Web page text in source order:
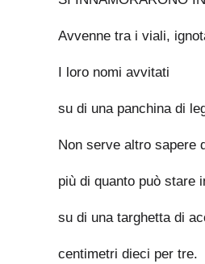
Avvenne tra i viali,
I loro nomi avvitati
su di una panchina di
Non serve altro sapere
più di quanto può stare
su di una targhetta di
centimetri dieci per tre.